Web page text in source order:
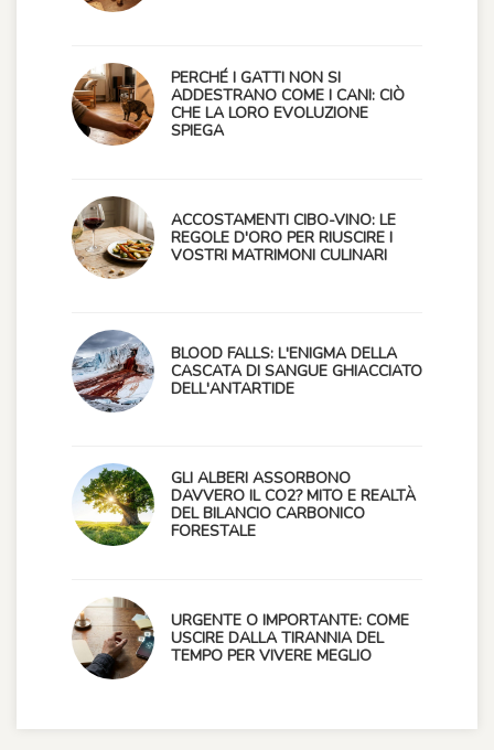
PERCHÉ I GATTI NON SI
ADDESTRANO COME I CANI: CIÒ
CHE LA LORO EVOLUZIONE
SPIEGA
ACCOSTAMENTI CIBO-VINO: LE
REGOLE D'ORO PER RIUSCIRE I
VOSTRI MATRIMONI CULINARI
BLOOD FALLS: L'ENIGMA DELLA
CASCATA DI SANGUE GHIACCIATO
DELL'ANTARTIDE
GLI ALBERI ASSORBONO
DAVVERO IL CO2? MITO E REALTÀ
DEL BILANCIO CARBONICO
FORESTALE
URGENTE O IMPORTANTE: COME
USCIRE DALLA TIRANNIA DEL
TEMPO PER VIVERE MEGLIO